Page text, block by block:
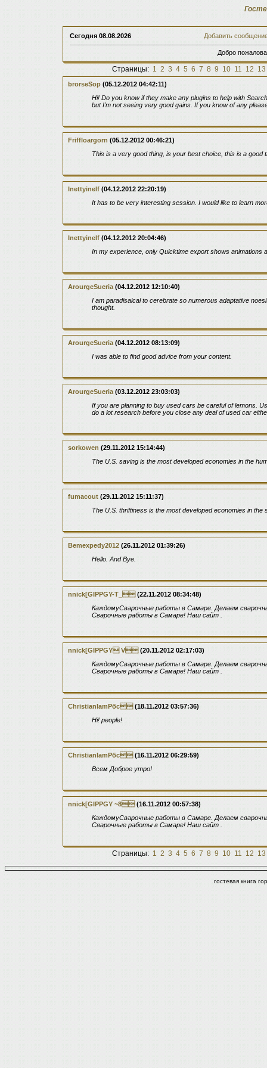
Сегодня 08.08.2026 Добавить
Добро
Страницы: 1 2 3 4 5 6 7 8 9 10 11 12 13
brorseSop (05.12.2012 04:42:11)
Hi! Do you know if they make any plugins to help with
but I’m not seeing very good gains. If you know of any
Friffloargorn (05.12.2012 00:46:21)
This is a very good thing, is your best choice, this is a good
Inettyinelf (04.12.2012 22:20:19)
It has to be very interesting session. I would like to learn
Inettyinelf (04.12.2012 20:04:46)
In my experience, only Quicktime export shows animations
ArourgeSueria (04.12.2012 12:10:40)
I am paradisaical to cerebrate so numerous adaptative
thought.
ArourgeSueria (04.12.2012 08:13:09)
I was able to find good advice from your content.
ArourgeSueria (03.12.2012 23:03:03)
If you are planning to buy used cars be careful of lemons.
do a lot research before you close any deal of used car
sorkowen (29.11.2012 15:14:44)
The U.S. saving is the most developed economies in the
fumacout (29.11.2012 15:11:37)
The U.S. thriftiness is the most developed economies in the
Bemexpedy2012 (26.11.2012 01:39:26)
Hello. And Bye.
nnick[GIPPGY-T_ (22.11.2012 08:34:48)
КаждомуСварочные работы в Самаре. Делаем
Сварочные работы в Самаре! Наш сайт .
nnick[GIPPGY V (20.11.2012 02:17:03)
КаждомуСварочные работы в Самаре. Делаем
Сварочные работы в Самаре! Наш сайт .
ChristianIamРбс(18.11.2012 03:57:36)
Hi! people!
ChristianIamРбс (16.11.2012 06:29:59)
Всем Доброе утро!
nnick[GIPPGY ~8 (16.11.2012 00:57:38)
КаждомуСварочные работы в Самаре. Делаем
Сварочные работы в Самаре! Наш сайт .
Страницы: 1 2 3 4 5 6 7 8 9 10 11 12 13
гостевая книга